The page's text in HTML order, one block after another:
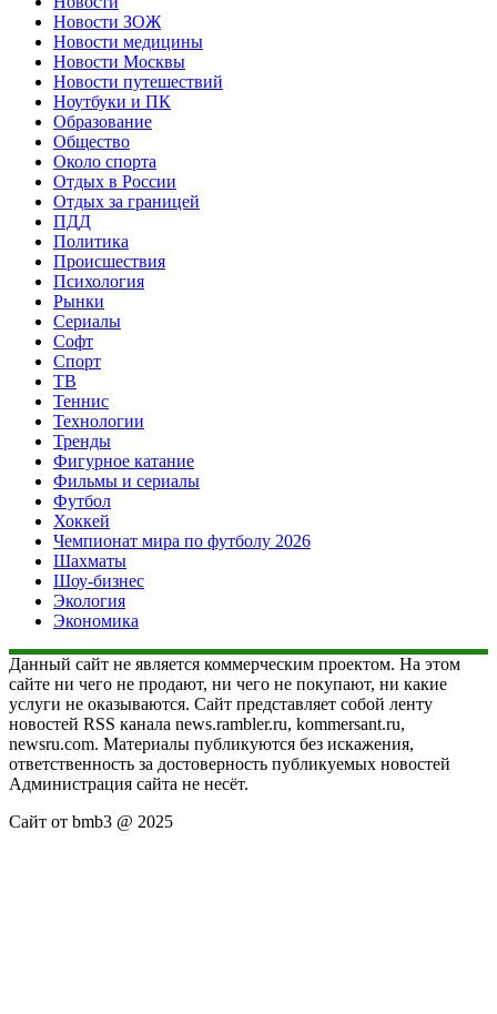
Новости ЗОЖ
Новости медицины
Новости Москвы
Новости путешествий
Ноутбуки и ПК
Образование
Общество
Около спорта
Отдых в России
Отдых за границей
ПДД
Политика
Происшествия
Психология
Рынки
Сериалы
Софт
Спорт
ТВ
Теннис
Технологии
Тренды
Фигурное катание
Фильмы и сериалы
Футбол
Хоккей
Чемпионат мира по футболу 2026
Шахматы
Шоу-бизнес
Экология
Экономика
Данный сайт не является коммерческим проектом. На этом
сайте ни чего не продают, ни чего не покупают, ни какие
услуги не оказываются. Сайт представляет собой ленту
новостей RSS канала news.rambler.ru, kommersant.ru,
newsru.com. Материалы публикуются без искажения,
ответственность за достоверность публикуемых новостей
Администрация сайта не несёт.
Сайт от bmb3 @ 2025